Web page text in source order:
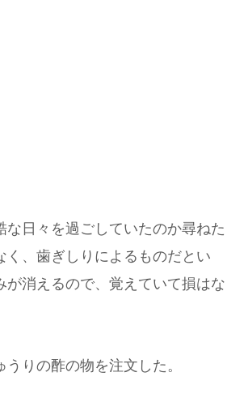
日々を過ごしていたのか尋ねた
く、歯ぎしりによるものだとい
消えるので、覚えていて損はな
りの酢の物を注文した。